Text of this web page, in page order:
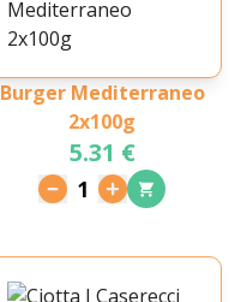
Burger Mediterraneo
2x100g
5.31 €
1